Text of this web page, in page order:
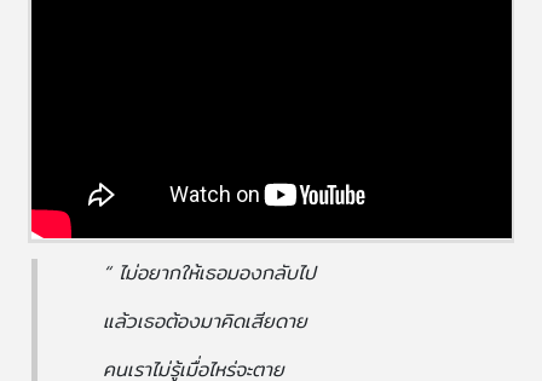
“ ไม่อยากให้เธอมองกลับไป
แล้วเธอต้องมาคิดเสียดาย
คนเราไม่รู้เมื่อไหร่จะตาย